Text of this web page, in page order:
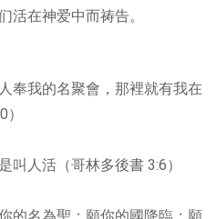
活在神爱中而祷告。
奉我的名聚會，那裡就有我在
叫人活（哥林多後書 3:6）